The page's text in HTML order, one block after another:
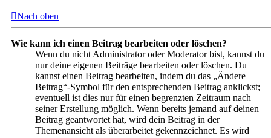
Nach oben
Wie kann ich einen Beitrag bearbeiten oder löschen?
Wenn du nicht Administrator oder Moderator bist, kannst du
nur deine eigenen Beiträge bearbeiten oder löschen. Du
kannst einen Beitrag bearbeiten, indem du das „Ändere
Beitrag“-Symbol für den entsprechenden Beitrag anklickst;
eventuell ist dies nur für einen begrenzten Zeitraum nach
seiner Erstellung möglich. Wenn bereits jemand auf deinen
Beitrag geantwortet hat, wird dein Beitrag in der
Themenansicht als überarbeitet gekennzeichnet. Es wird